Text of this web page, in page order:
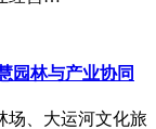
园林与产业协同
场、大运河文化旅